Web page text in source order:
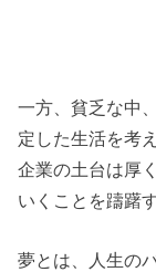
一方、貧乏な中
定した生活を考
企業の土台は厚
いくことを躊躇
夢とは、人生の